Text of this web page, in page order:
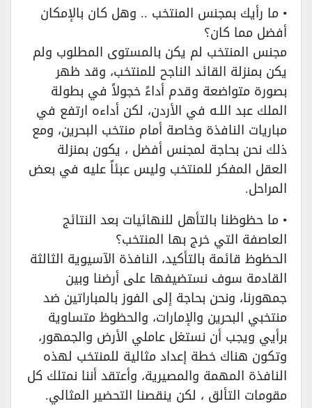
• ما رأيك بمجنس المنتخب .. وهل كان بالإمكان
أفضل مما كان؟
مجنس المنتخب لم يكن بالمستوى المطلوب ولم
يكن بمنزلة القائد الناجح للمنتخب، وقد ظهر
بصورة متواضعة وقدم أداءً خجولاً في بطولة
الملك عبد اللـه في الأردن، لكن أداءه ارتفع في
مباريات النافذة وخاصة أمام منتخب البحرين، ومع
ذلك نحن بحاجة لمجنس أفضل ، يكون بمنزلة
العقل المفكر للمنتخب وليس عبئاً عليه في بعض
المراحل.
• ما حظوظنا بالتأهل للنهائيات بعد النتائج
العاصفة التي خرج بها المنتخب؟
الحظوظ قائمة بالتأكيد، النافذة الآسيوية الثالثة
القادمة سوف نستضيفها على أرضنا وبين
جمهورنا، ونحن بحاجة إلى الفوز بالمباراتين ضد
منتخبي البحرين والإمارات، والحظوظ متساوية
برأيي ويجب أن نستغل عاملي الأرض والجمهور،
وتكون هناك خطة إعداد مثالية للمنتخب لهذه
النافذة المهمة والمصيرية، وأعتقد أننا نمتلك كل
مقومات التألق ، لكن ينقصنا التحضير المثالي.